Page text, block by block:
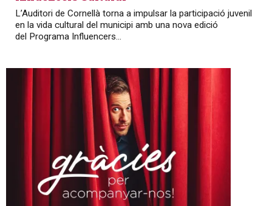
L’Auditori de Cornellà torna a impulsar la participació juvenil
en la vida cultural del municipi amb una nova edició
del Programa Influencers...